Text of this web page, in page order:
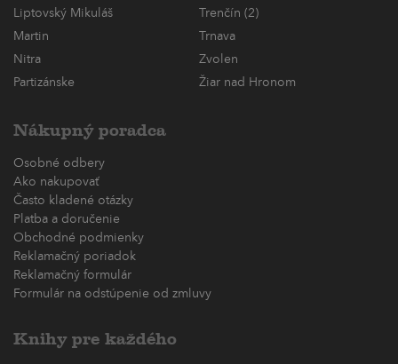
Liptovský Mikuláš
Trenčín (2)
Martin
Trnava
Nitra
Zvolen
Partizánske
Žiar nad Hronom
Nákupný poradca
Osobné odbery
Ako nakupovať
Často kladené otázky
Platba a doručenie
Obchodné podmienky
Reklamačný poriadok
Reklamačný formulár
Formulár na odstúpenie od zmluvy
Knihy pre každého